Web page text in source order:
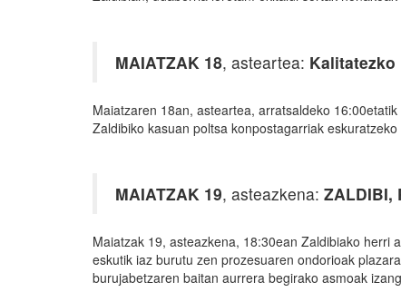
MAIATZAK 18, asteartea:
Maiatzaren 18an, asteartea, arratsaldeko
Zaldibiko kasuan poltsa konpostagarriak
MAIATZAK 19, asteazkena: ZALDIBI,
Maiatzak 19, asteazkena, 18:30ean Zaldibiako herri
eskutik iaz burutu zen prozesuaren ondorioak
burujabetzaren baitan aurrera begirako asmoak